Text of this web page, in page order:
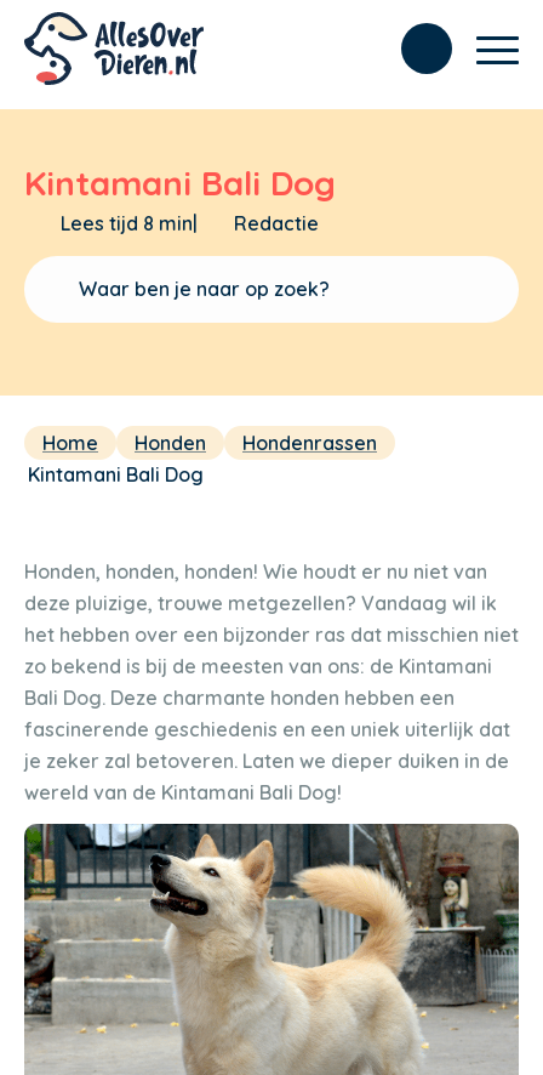
Kintamani Bali Dog
Lees tijd 8 min| Redactie
Home Honden
Hondenrassen
Kintamani Bali Dog
Honden, honden, honden! Wie houdt er nu niet van
deze pluizige, trouwe metgezellen? Vandaag wil ik
het hebben over een bijzonder ras dat misschien niet
zo bekend is bij de meesten van ons: de Kintamani
Bali Dog. Deze charmante honden hebben een
fascinerende geschiedenis en een uniek uiterlijk dat
je zeker zal betoveren. Laten we dieper duiken in de
wereld van de Kintamani Bali Dog!